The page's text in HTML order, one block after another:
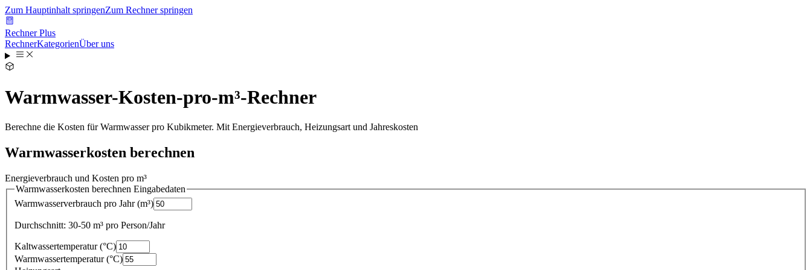
Zum Hauptinhalt springenZum Rechner springen
Rechner Plus
RechnerKategorienÜber uns
Warmwasser-Kosten-pro-m³-Rechner
Berechne die Kosten für Warmwasser pro Kubikmeter. Mit Energieverbrauch, Heizungsart und Jahreskosten
Warmwasserkosten berechnen
Energieverbrauch und Kosten pro m³
Warmwasserkosten berechnen Eingabedaten
Warmwasserverbrauch pro Jahr (m³)
Durchschnitt: 30-50 m³ pro Person/Jahr
Kaltwassertemperatur (°C)
Warmwassertemperatur (°C)